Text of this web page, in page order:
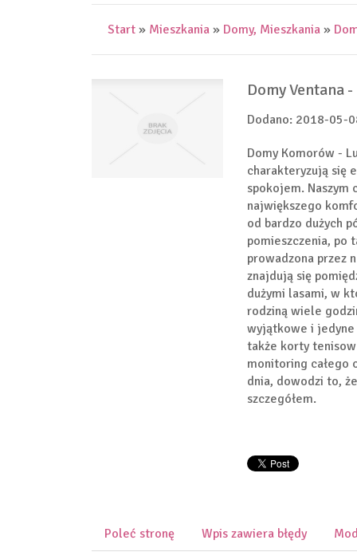
Start » Mieszkania » Domy, Mieszkania »
Domy Ventana
Dodano: 2018-05-
Domy Komorów -
charakteryzują się
spokojem.
największego
od bardzo dużych
pomieszczenia, po
prowadzona przez
znajdują się
dużymi lasami, w
rodziną wiele
wyjątkowe i jedyne
także korty
monitoring całego
dnia, dowodzi to,
szczegółem.
Poleć stronę Wpis zawiera błędy